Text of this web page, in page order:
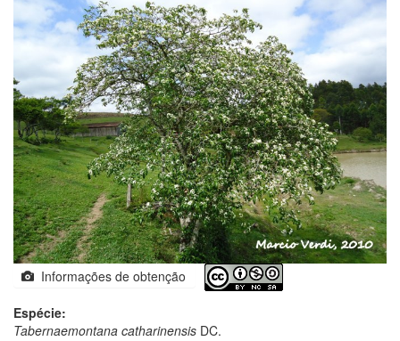
Informações de obtenção
Espécie:
Tabernaemontana catharinensis DC.